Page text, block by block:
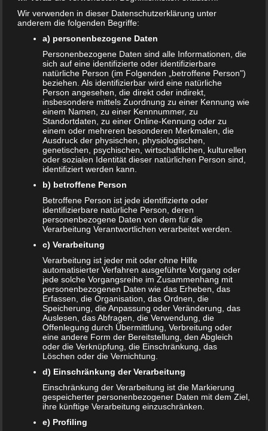
Endlich schwanger! Die Schwangerschaft verläuft gut, und
Geburt rückt aber immer näher, und viele Eltern fragen
sich, ab wann man Babysachen kaufen sollte. Eine Antwort
auf diese Frage gibt in den folgenden Absätzen.
Gelassenheit ist Trumpf
Wie bei allen Dingen im Leben, sollten Sie sich nicht zu
viel Stress machen. Beim Kauf der Babysachen sollten Sie
Gelassenheit walten lassen und sich keinen engen
Terminplan auflegen. Stress wird die Freude an der
Monate in der Schwangerschaft Zeit. Außerdem werden
ganz sicher Verwandte, Bekannte und Freunde immer mal
wieder ein Kleidungsstück oder anderes Babyzubehör als
Geschenk reinreichen.
Ab wann Babysachen kaufen?
Wie bereits erwähnt, sollten Sie den Kauf der Babysachen
langsam angehen. Viele Mütter empfehlen, mit dem Kauf
der Babysachen anzufangen, wenn man dazu Lust hat. Das
Bestellen oder Kaufen von Babyzubehör über die gesamte
Schwangerschaft verteilt kann empfehlenswert sein. Das
hat den Vorteil, dass Sie Rabattaktionen und Schnäppchen-
ausnutzen können. Werdende Eltern können dann ganz
entspannt von Zuhause aus shoppen, und sparen dabei
auch noch den einen oder anderen Euro. Es gibt also
Wir verwenden in dieser Datenschutzerklärung unter
anderem die folgenden Begriffe:
a) personenbezogene Daten
Personenbezogene Daten sind alle Informationen, die
sich auf eine identifizierte oder identifizierbare
natürliche Person (im Folgenden „betroffene Person")
beziehen. Als identifizierbar wird eine natürliche
Person angesehen, die direkt oder indirekt,
insbesondere mittels Zuordnung zu einer Kennung wie
einem Namen, zu einer Kennnummer, zu
Standortdaten, zu einer Online-Kennung oder zu
einem oder mehreren besonderen Merkmalen, die
Ausdruck der physischen, physiologischen,
genetischen, psychischen, wirtschaftlichen, kulturellen
oder sozialen Identität dieser natürlichen Person sind,
identifiziert werden kann.
b) betroffene Person
Betroffene Person ist jede identifizierte oder
identifizierbare natürliche Person, deren
personenbezogene Daten von dem für die
Verarbeitung Verantwortlichen verarbeitet werden.
c) Verarbeitung
Verarbeitung ist jeder mit oder ohne Hilfe
automatisierter Verfahren ausgeführte Vorgang oder
jede solche Vorgangsreihe im Zusammenhang mit
personenbezogenen Daten wie das Erheben, das
Erfassen, die Organisation, das Ordnen, die
Speicherung, die Anpassung oder Veränderung, das
Auslesen, das Abfragen, die Verwendung, die
Offenlegung durch Übermittlung, Verbreitung oder
eine andere Form der Bereitstellung, den Abgleich
oder die Verknüpfung, die Einschränkung, das
Löschen oder die Vernichtung.
d) Einschränkung der Verarbeitung
Einschränkung der Verarbeitung ist die Markierung
gespeicherter personenbezogener Daten mit dem Ziel,
ihre künftige Verarbeitung einzuschränken.
e) Profiling